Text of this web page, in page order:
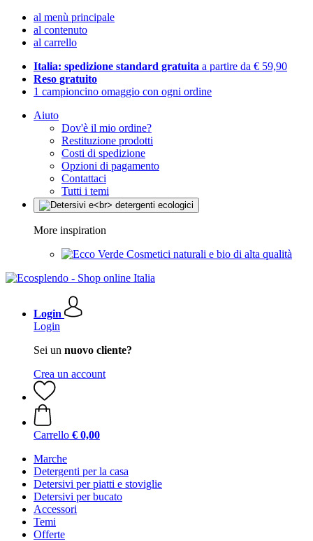
al menù principale
al contenuto
al carrello
Italia: spedizione standard gratuita a partire da € 59,90
Reso gratuito
1 campioncino omaggio con ogni ordine
Aiuto
Dov'è il mio ordine?
Restituzione prodotti
Costi di spedizione
Opzioni di pagamento
Contattaci
Tutti i temi
More inspiration
Cosmetici naturali e bio di alta qualità
Login
Login
Sei un nuovo cliente?
Crea un account
Carrello € 0,00
Marche
Detergenti per la casa
Detersivi per piatti e stoviglie
Detersivi per bucato
Accessori
Temi
Offerte